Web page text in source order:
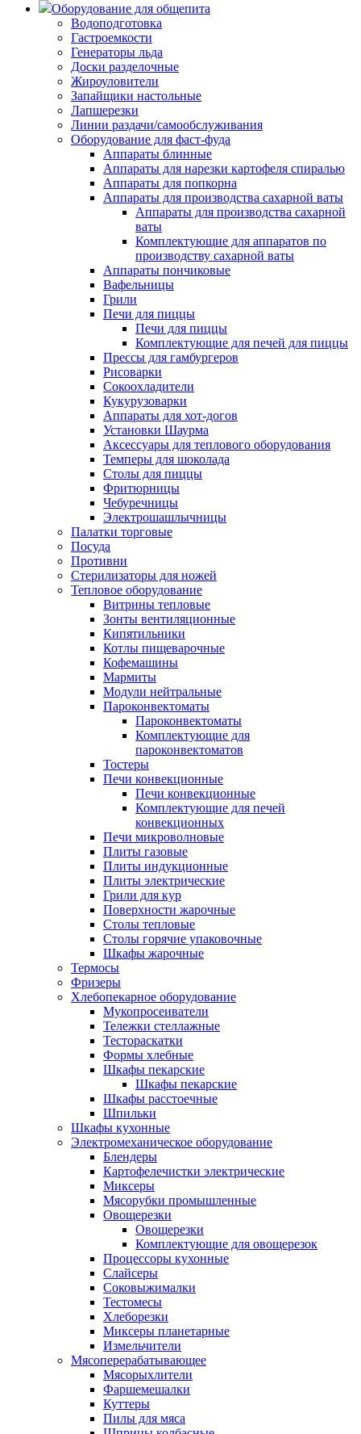
Оборудование для общепита
Водоподготовка
Гастроемкости
Генераторы льда
Доски разделочные
Жироуловители
Запайщики настольные
Лапшерезки
Линии раздачи/самообслуживания
Оборудование для фаст-фуда
Аппараты блинные
Аппараты для нарезки картофеля спиралью
Аппараты для попкорна
Аппараты для производства сахарной ваты
Аппараты для производства сахарной
ваты
Комплектующие для аппаратов по
производству сахарной ваты
Аппараты пончиковые
Вафельницы
Грили
Печи для пиццы
Печи для пиццы
Комплектующие для печей для пиццы
Прессы для гамбургеров
Рисоварки
Сокоохладители
Кукурузоварки
Аппараты для хот-догов
Установки Шаурма
Аксессуары для теплового оборудования
Темперы для шоколада
Столы для пиццы
Фритюрницы
Чебуречницы
Электрошашлычницы
Палатки торговые
Посуда
Противни
Стерилизаторы для ножей
Тепловое оборудование
Витрины тепловые
Зонты вентиляционные
Кипятильники
Котлы пищеварочные
Кофемашины
Мармиты
Модули нейтральные
Пароконвектоматы
Пароконвектоматы
Комплектующие для
пароконвектоматов
Тостеры
Печи конвекционные
Печи конвекционные
Комплектующие для печей
конвекционных
Печи микроволновые
Плиты газовые
Плиты индукционные
Плиты электрические
Грили для кур
Поверхности жарочные
Столы тепловые
Столы горячие упаковочные
Шкафы жарочные
Термосы
Фризеры
Хлебопекарное оборудование
Мукопросеиватели
Тележки стеллажные
Тестораскатки
Формы хлебные
Шкафы пекарские
Шкафы пекарские
Шкафы расстоечные
Шпильки
Шкафы кухонные
Электромеханическое оборудование
Блендеры
Картофелечистки электрические
Миксеры
Мясорубки промышленные
Овощерезки
Овощерезки
Комплектующие для овощерезок
Процессоры кухонные
Слайсеры
Соковыжималки
Тестомесы
Хлеборезки
Миксеры планетарные
Измельчители
Мясоперерабатывающее
Мясорыхлители
Фаршемешалки
Куттеры
Пилы для мяса